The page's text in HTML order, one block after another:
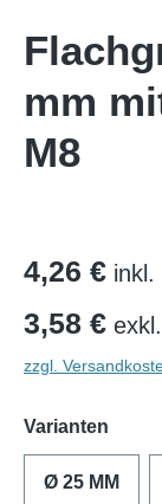
mm
M8
4,26 € inkl.
3,58 €
zzgl.
Varianten
Ø 25 MM